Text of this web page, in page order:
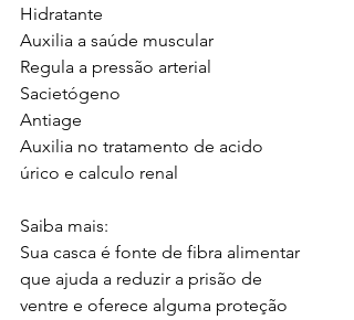
Hidratante
Auxilia a saúde muscular
Regula a pressão arterial
Sacietógeno
Antiage
Auxilia no tratamento de acido
úrico e calculo renal
Saiba mais:
Sua casca é fonte de fibra alimentar
que ajuda a reduzir a prisão de
ventre e oferece alguma proteção